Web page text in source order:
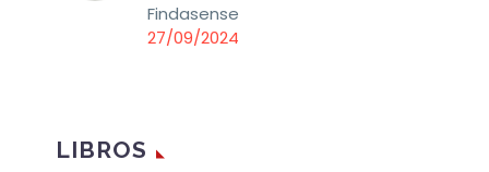
Findasense
27/09/2024
LIBROS